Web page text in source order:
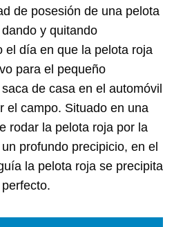
de posesión de una pelota
y quitando
el día en que la pelota roja
para el pequeño
de casa en el automóvil
el campo. Situado en una
rodar la pelota roja por la
profundo precipicio, en el
la pelota roja se precipita